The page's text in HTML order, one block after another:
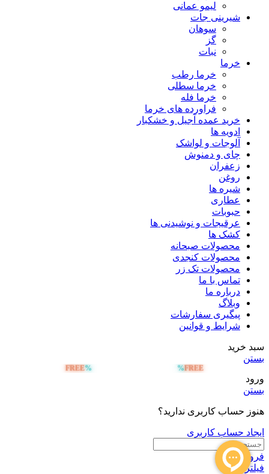
لیمو عمانی
شیرینی جات
سوهان
گز
نبات
خرما
خرما رطب
خرما سطلی
خرما فله
فراورده های خرما
خرید عمده آجیل و خشکبار
ادویه ها
آلوجات و لواشک
چای و دمنوش
زعفران
روغن
شیره ها
عطاری
حبوبات
عرقیجات و نوشیدنی ها
کشک ها
محصولات صبحانه
محصولات کنجدی
محصولات تک زر
تماس با ما
درباره ما
وبلاگ
پیگیری سفارشات
شرایط و قوانین
سبد خرید
بستن
FREE
%
%
FREE
ورود
بستن
هنوز حساب کاربری ندارید؟
ایجاد حساب کاربری
فروشگاه
فیلترها